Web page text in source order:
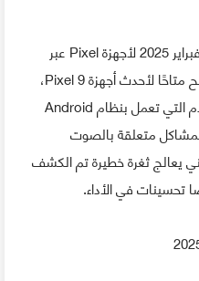
أطلقت شركة جوجل تحديث تصحيح فبراير 2025 لأجهزة Pixel عبر
التحديث اللاسلكي (OTA)، الذي أصبح متاحًا لأحدث أجهزة Pixel 9،
وPixel Tablet، وكذلك الأجهزة الأقدم التي تعمل بنظام Android
متعلقة بالصوت
يعالج ثغرة خطيرة تم الكشف
تحسينات في الأداء.